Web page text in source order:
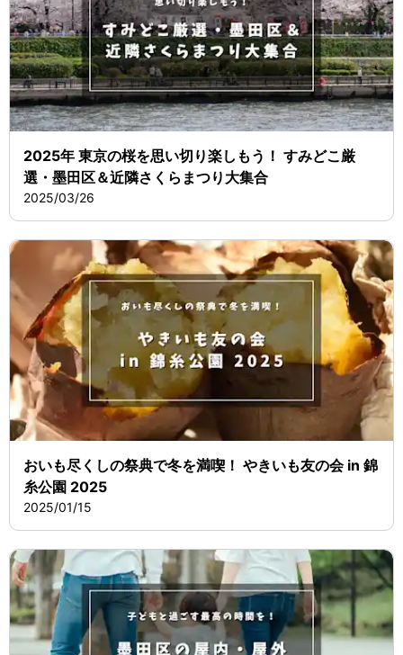
2025年 東京の桜を思い切り楽しもう！ すみどこ厳
選・墨田区＆近隣さくらまつり大集合
2025/03/26
おいも尽くしの祭典で冬を満喫！ やきいも友の会 in 錦
糸公園 2025
2025/01/15